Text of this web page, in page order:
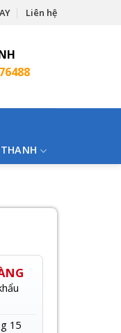
Liên hệ
15